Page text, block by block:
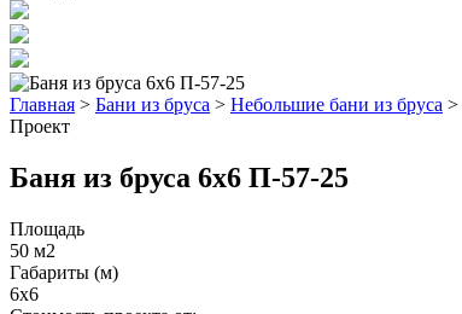
Главная > Бани из бруса > Небольшие бани из бруса >
Проект
Баня из бруса 6x6 П-57-25
Площадь
50 м2
Габариты (м)
6x6